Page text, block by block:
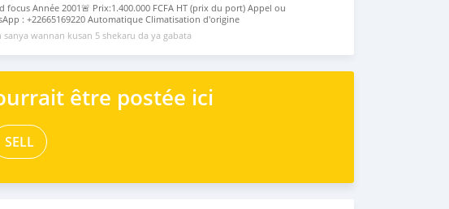
focus Année 2001🚨 Prix:1.400.000 FCFA HT (prix du port) Appel ou
: +22665169220 Automatique Climatisation d'origine
sanya wannan kusan 5 shekaru da ya gabata
être postée ici
SELL